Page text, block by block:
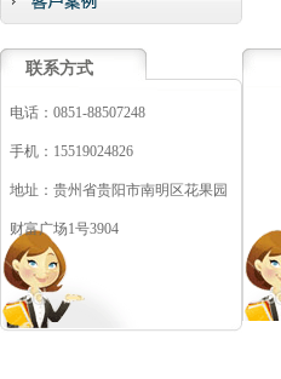
联系方式
电话：0851-88507248
手机：15519024826
地址：贵州省贵阳市南明区花果园
财富广场1号3904